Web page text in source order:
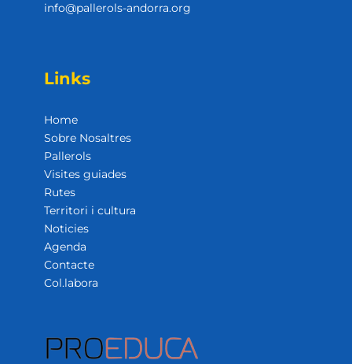
info@pallerols-andorra.org
Links
Home
Sobre Nosaltres
Pallerols
Visites guiades
Rutes
Territori i cultura
Noticies
Agenda
Contacte
Col.labora